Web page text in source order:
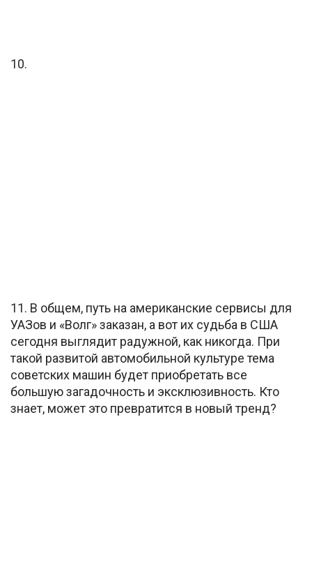
10.
11. В общем, путь на американские сервисы для
УАЗов и «Волг» заказан, а вот их судьба в США
сегодня выглядит радужной, как никогда. При
такой развитой автомобильной культуре тема
советских машин будет приобретать все
большую загадочность и эксклюзивность. Кто
знает, может это превратится в новый тренд?